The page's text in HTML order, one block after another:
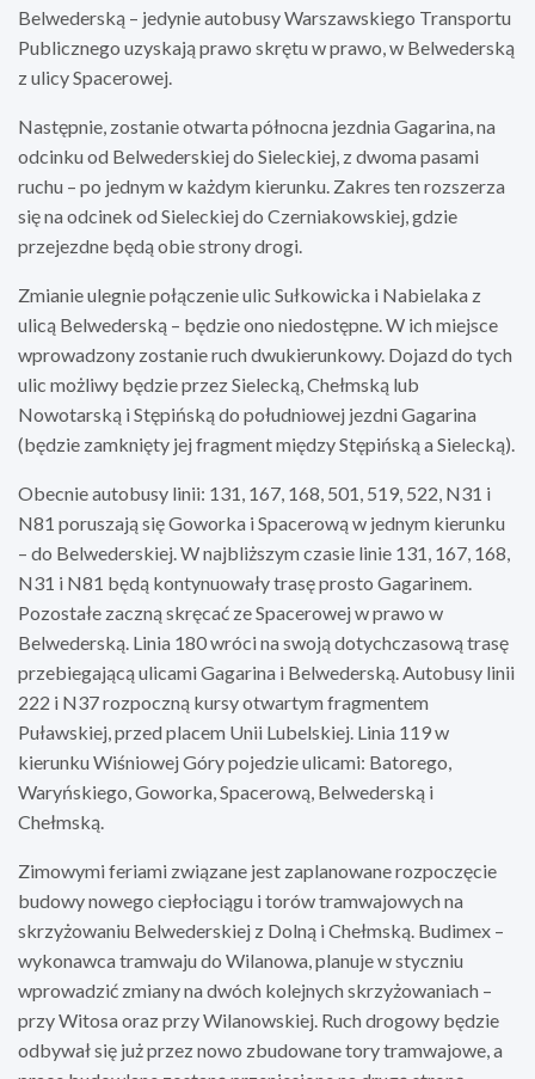
Belwederską – jedynie autobusy Warszawskiego Transportu
Publicznego uzyskają prawo skrętu w prawo, w Belwederską
z ulicy Spacerowej.
Następnie, zostanie otwarta północna jezdnia Gagarina, na
odcinku od Belwederskiej do Sieleckiej, z dwoma pasami
ruchu – po jednym w każdym kierunku. Zakres ten rozszerza
się na odcinek od Sieleckiej do Czerniakowskiej, gdzie
przejezdne będą obie strony drogi.
Zmianie ulegnie połączenie ulic Sułkowicka i Nabielaka z
ulicą Belwederską – będzie ono niedostępne. W ich miejsce
wprowadzony zostanie ruch dwukierunkowy. Dojazd do tych
ulic możliwy będzie przez Sielecką, Chełmską lub
Nowotarską i Stępińską do południowej jezdni Gagarina
(będzie zamknięty jej fragment między Stępińską a Sielecką).
Obecnie autobusy linii: 131, 167, 168, 501, 519, 522, N31 i
N81 poruszają się Goworka i Spacerową w jednym kierunku
– do Belwederskiej. W najbliższym czasie linie 131, 167, 168,
N31 i N81 będą kontynuowały trasę prosto Gagarinem.
Pozostałe zaczną skręcać ze Spacerowej w prawo w
Belwederską. Linia 180 wróci na swoją dotychczasową trasę
przebiegającą ulicami Gagarina i Belwederską. Autobusy linii
222 i N37 rozpoczną kursy otwartym fragmentem
Puławskiej, przed placem Unii Lubelskiej. Linia 119 w
kierunku Wiśniowej Góry pojedzie ulicami: Batorego,
Waryńskiego, Goworka, Spacerową, Belwederską i
Chełmską.
Zimowymi feriami związane jest zaplanowane rozpoczęcie
budowy nowego ciepłociągu i torów tramwajowych na
skrzyżowaniu Belwederskiej z Dolną i Chełmską. Budimex –
wykonawca tramwaju do Wilanowa, planuje w styczniu
wprowadzić zmiany na dwóch kolejnych skrzyżowaniach –
przy Witosa oraz przy Wilanowskiej. Ruch drogowy będzie
odbywał się już przez nowo zbudowane tory tramwajowe, a